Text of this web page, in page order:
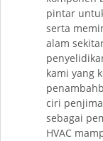
pintar
serta
alam
kami yang
ciri
sebagai
HVAC